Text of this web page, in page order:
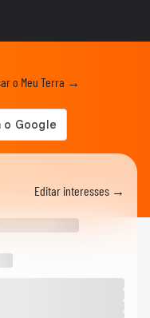
Santos e Defesa
e...
janela e salva
em Teresina
que
casa e...
o Meu Terra →
Editar interesses →